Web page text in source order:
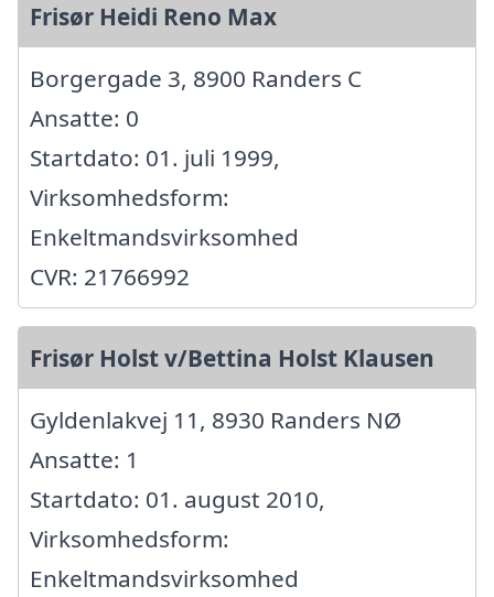
Frisør Heidi Reno Max
Borgergade 3, 8900 Randers C
Ansatte: 0
Startdato: 01. juli 1999,
Virksomhedsform:
Enkeltmandsvirksomhed
CVR: 21766992
Frisør Holst v/Bettina Holst Klausen
Gyldenlakvej 11, 8930 Randers NØ
Ansatte: 1
Startdato: 01. august 2010,
Virksomhedsform:
Enkeltmandsvirksomhed